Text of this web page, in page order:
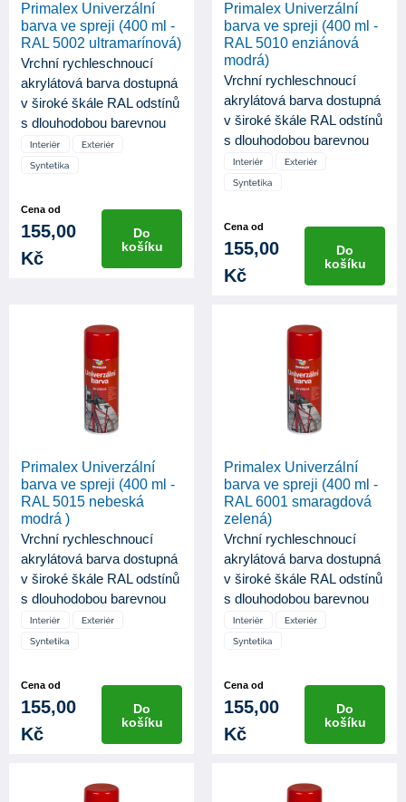
Primalex Univerzální
barva ve spreji (400 ml -
RAL 5002 ultramarínová)
Vrchní rychleschnoucí
akrylátová barva dostupná
v široké škále RAL odstínů
s dlouhodobou barevnou
st...
Cena od
155,00
Kč
Do
košíku
Primalex Univerzální
barva ve spreji (400 ml -
RAL 5010 enziánová
modrá)
Vrchní rychleschnoucí
akrylátová barva dostupná
v široké škále RAL odstínů
s dlouhodobou barevnou
st...
Cena od
155,00
Kč
Do
košíku
Primalex Univerzální
barva ve spreji (400 ml -
RAL 5015 nebeská
modrá )
Vrchní rychleschnoucí
akrylátová barva dostupná
v široké škále RAL odstínů
s dlouhodobou barevnou
st...
Cena od
155,00
Kč
Do
košíku
Primalex Univerzální
barva ve spreji (400 ml -
RAL 6001 smaragdová
zelená)
Vrchní rychleschnoucí
akrylátová barva dostupná
v široké škále RAL odstínů
s dlouhodobou barevnou
st...
Cena od
155,00
Kč
Do
košíku